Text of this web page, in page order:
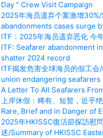
Day ” Crew Visit Campaign
2025年海员遗弃个案激增
abandonments cases surge
ITF：2025年海员遗弃恶化 今
ITF: Seafarer abandonment
shatter 2024 record
ITF揭发危害全球海员的假工
union endangering
A Letter To All Seafarers
上岸休假：稀有、短暂，近乎
Rare, Brief and in Danger of
2025年HKISSC復活節探訪慰
述/Summary of HKISSC